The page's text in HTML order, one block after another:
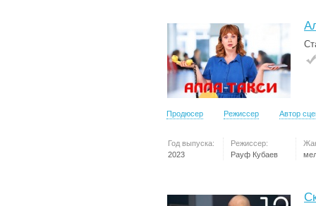
Продюсер Режиссер Автор
Год выпуска:
2023
Режиссер:
Рауф Кубаев